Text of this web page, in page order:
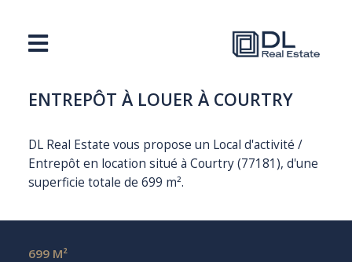
ENTREPÔT À LOUER À COURTRY
DL Real Estate vous propose un Local d'activité /
Entrepôt en location situé à Courtry (77181), d'une
superficie totale de 699 m².
699 M²